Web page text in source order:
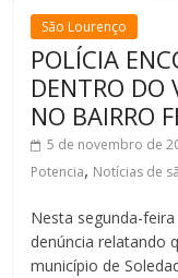
São Lourenço
POLÍCIA
DENTRO DO
NO BAIRRO
5 de novembro de
Potencia, Notícias de
Nesta segunda-
denúncia relatando
município de